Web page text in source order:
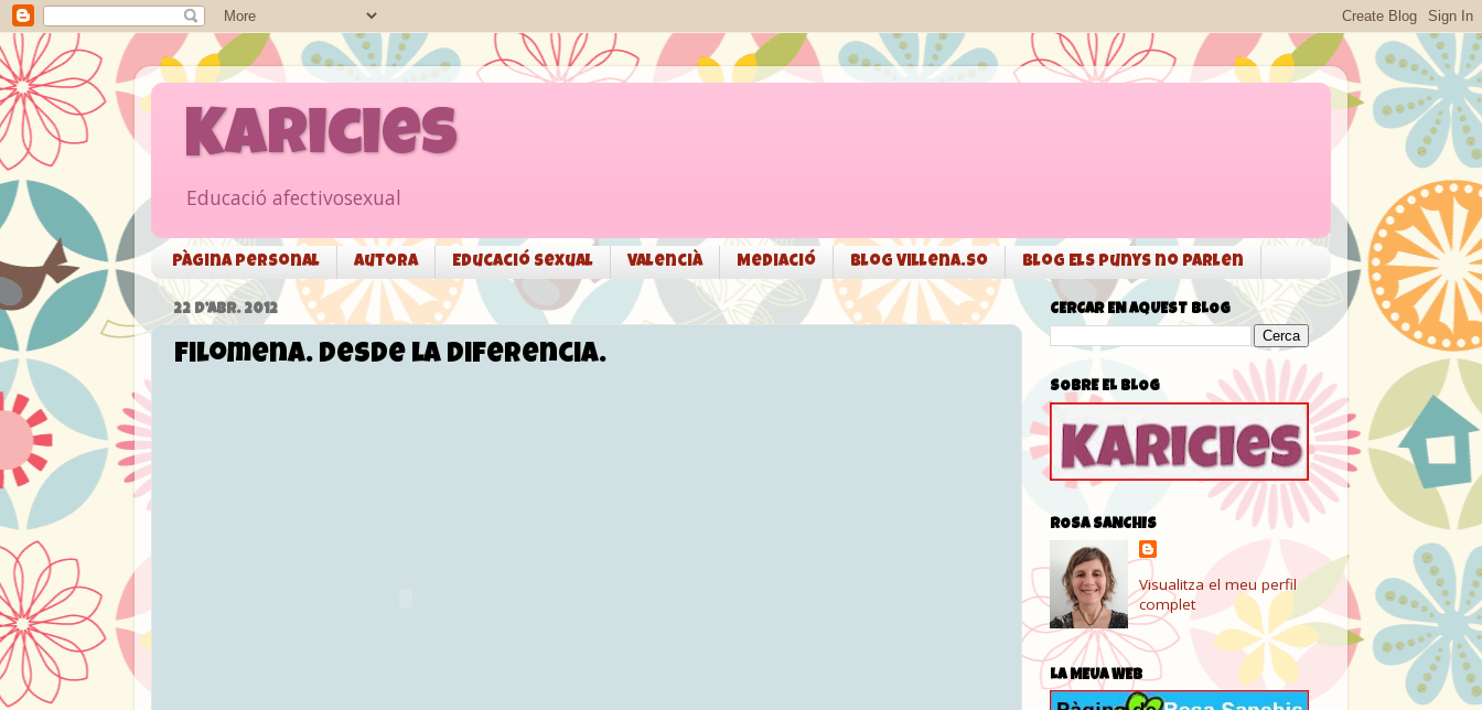
Karicies
Educació afectivosexual
Pàgina personal Autora Educació sexual Valencià Mediació Blog Villena.so Blog Els punys no parlen
22 D’ABR. 2012
Filomena. Desde la diferencia.
CERCAR EN AQUEST BLOG
SOBRE EL BLOG
ROSA SANCHIS
Visualitza el meu perfil
complet
LA MEUA WEB